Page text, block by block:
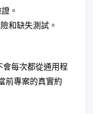
。
和缺失測試。
會每次都從通用程
前專案的真實約